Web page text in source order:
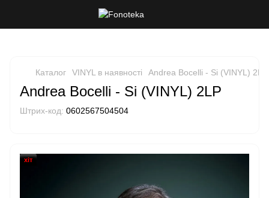
Каталог VINYL в наявності Andrea Bocelli - Si (VINYL) 2LP
Andrea Bocelli - Si (VINYL) 2LP
Штрих-код: 0602567504504
хіт